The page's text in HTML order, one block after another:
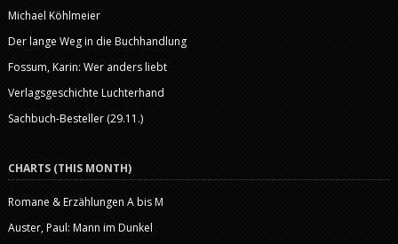
Michael Köhlmeier
Der lange Weg in die Buchhandlung
Fossum, Karin: Wer anders liebt
Verlagsgeschichte Luchterhand
Sachbuch-Besteller (29.11.)
CHARTS (THIS MONTH)
Romane & Erzählungen A bis M
Auster, Paul: Mann im Dunkel